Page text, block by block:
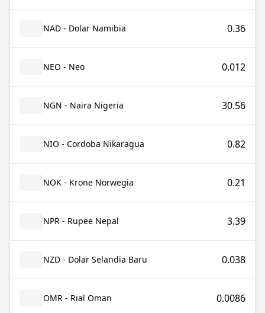
NAD - Dolar Namibia 0.36
NEO - Neo 0.012
NGN - Naira Nigeria 30.56
NIO - Cordoba Nikaragua 0.82
NOK - Krone Norwegia 0.21
NPR - Rupee Nepal 3.39
NZD - Dolar Selandia Baru 0.038
OMR - Rial Oman 0.0086